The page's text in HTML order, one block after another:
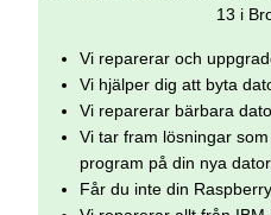
13 i
Vi reparerar och
Vi hjälper dig att byta
Vi reparerar bärbara
Vi tar fram lösningar
program på din nya dator.
Får du inte din